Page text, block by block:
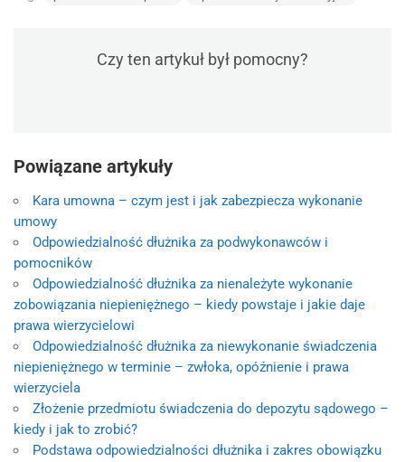
Czy ten artykuł był pomocny?
Powiązane artykuły
Kara umowna – czym jest i jak zabezpiecza wykonanie
umowy
Odpowiedzialność dłużnika za podwykonawców i
pomocników
Odpowiedzialność dłużnika za nienależyte wykonanie
zobowiązania niepieniężnego – kiedy powstaje i jakie daje
prawa wierzycielowi
Odpowiedzialność dłużnika za niewykonanie świadczenia
niepieniężnego w terminie – zwłoka, opóźnienie i prawa
wierzyciela
Złożenie przedmiotu świadczenia do depozytu sądowego –
kiedy i jak to zrobić?
Podstawa odpowiedzialności dłużnika i zakres obowiązku